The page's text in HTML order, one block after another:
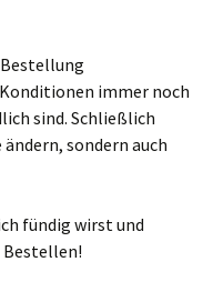
immer noch
sind. Schließlich
sondern auch
fündig wirst und
Bestellen!